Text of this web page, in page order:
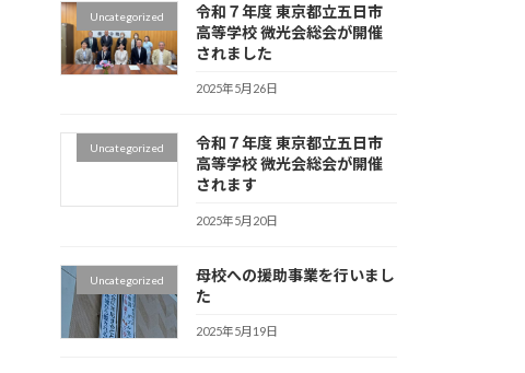
Uncategorized
令和７年度 東京都立五日市
高等学校 微光会総会が開催
されました
2025年5月26日
Uncategorized
令和７年度 東京都立五日市
高等学校 微光会総会が開催
されます
2025年5月20日
Uncategorized
母校への援助事業を行いまし
た
2025年5月19日